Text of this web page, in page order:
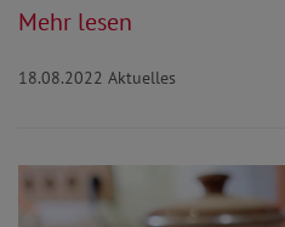
Mehr lesen
18.08.2022 Aktuelles